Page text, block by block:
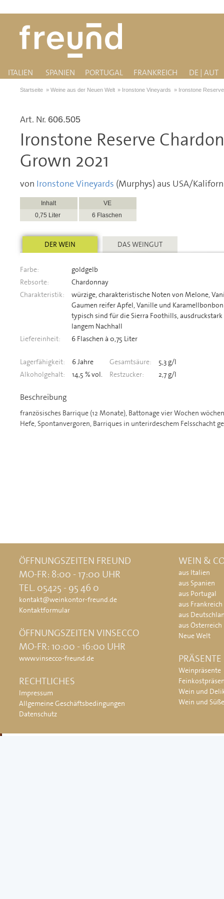
ITALIEN SPANIEN PORTUGAL FRANKREICH DE | AUT
Startseite » Weine aus der Neuen Welt » Ironstone Vineyards » Ironstone
Art. Nr. 606.505
Ironstone Reserve
Grown 2021
von Ironstone Vineyards (Murphys) aus USA/
Inhalt
VE
0,75 Liter
6 Flaschen
DER WEIN DAS WEINGUT
Farbe:
goldgelb
Rebsorte:
Chardonnay
Charakteristik:
würzige, charakteristische Noten von Melone,
Gaumen reifer Apfel, Vanille und
typisch sind für die Sierra Foothills,
langem Nachhall
Liefereinheit:
6 Flaschen à 0,75 Liter
Lagerfähigkeit: 6 Jahre Gesamtsäure:
5,3 g/l
Alkoholgehalt:
14,5 % vol. Restzucker: 2,7 g/l
Beschreibung
französisches Barrique (12 Monate), Battonage vier Wochen
Hefe, Spontanvergoren, Barriques in unterirdeschem Felsschacht
ÖFFNUNGSZEITEN FREUND
MO-FR: 8:00 - 17:00 UHR
TEL. 05425 - 95 46 0
kontakt@weinkontor-freund.de
Kontaktformular
ÖFFNUNGSZEITEN VINSECCO
MO-FR: 10:00 - 16:00 UHR
www.vinsecco-freund.de
RECHTLICHES
Impressum
Allgemeine Geschäftsbedingungen
Datenschutz
WEIN &
aus Italien
aus Spanien
aus Portugal
aus Frankreich
aus
aus Österreich
Neue Welt
PRÄSENTE
Weinpräsente
Wein und
Wein und